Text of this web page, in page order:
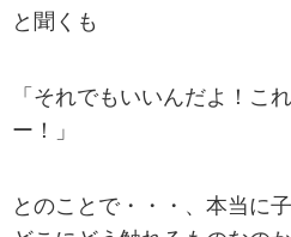
と聞くも
「それでもいいんだよ！こ
ー！」
とのことで・・・、本当に